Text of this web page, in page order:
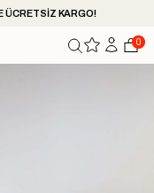
ÜCRETSİZ KARGO!
0